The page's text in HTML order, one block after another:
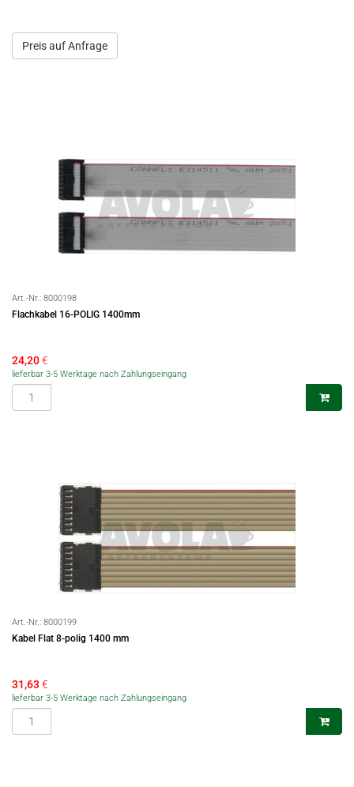
Preis auf Anfrage
Art.-Nr.: 8000198
Flachkabel 16-POLIG 1400mm
24,20€
lieferbar 3-5 Werktage nach Zahlungseingang
Art.-Nr.: 8000199
Kabel Flat 8-polig 1400 mm
31,63€
lieferbar 3-5 Werktage nach Zahlungseingang